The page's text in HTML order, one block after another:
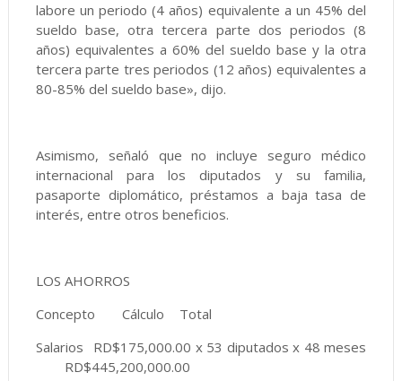
labore un periodo (4 años) equivalente a un 45% del
sueldo base, otra tercera parte dos periodos (8
años) equivalentes a 60% del sueldo base y la otra
tercera parte tres periodos (12 años) equivalentes a
80-85% del sueldo base», dijo.
Asimismo, señaló que no incluye seguro médico
internacional para los diputados y su familia,
pasaporte diplomático, préstamos a baja tasa de
interés, entre otros beneficios.
LOS AHORROS
Concepto
Cálculo
Total
Salarios
RD$175,000.00 x 53 diputados x 48 meses
RD$445,200,000.00